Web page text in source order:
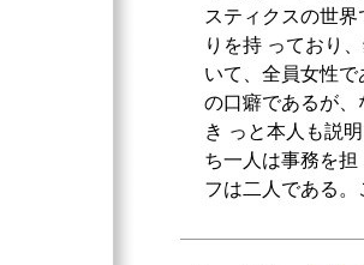
スティクスの世
りを持 っており
いて、全員女性
の口癖であるが
き っと本人も説
ち一人は事務を
フは二人である